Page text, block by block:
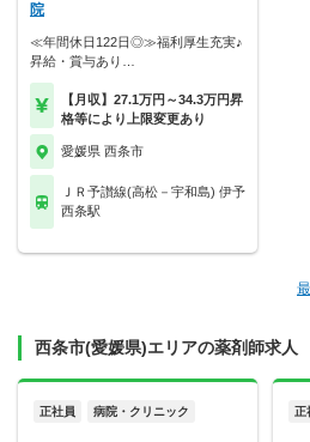
院
≪年間休日122日◎≫福利厚生充実♪
昇給・賞与あり…
【月収】27.1万円～34.3万円昇
格等により上限変更あり
愛媛県 西条市
ＪＲ予讃線(高松－宇和島) 伊予
西条駅
西条市(愛媛県)エリアの薬剤師求人
正社員 病院・クリニック 正